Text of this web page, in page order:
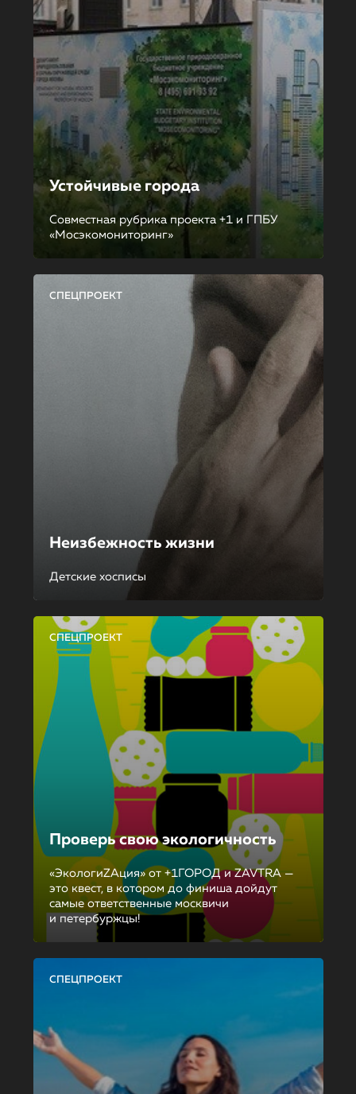
Устойчивые города
Совместная рубрика проекта +1 и ГПБУ
«Мосэкомониторинг»
СПЕЦПРОЕКТ
Неизбежность жизни
Детские хосписы
СПЕЦПРОЕКТ
Проверь свою экологичность
«ЭкологиZAция» от +1ГОРОД и ZAVTRA —
это квест, в котором до финиша дойдут
самые ответственные москвичи
и петербуржцы!
СПЕЦПРОЕКТ